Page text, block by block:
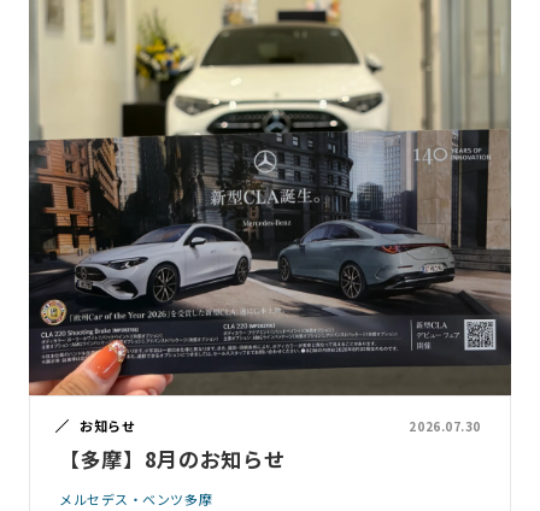
お知らせ 2026.07.30
【多摩】8月のお知らせ
メルセデス・ベンツ多摩